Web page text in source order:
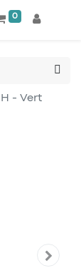
0
- Vert